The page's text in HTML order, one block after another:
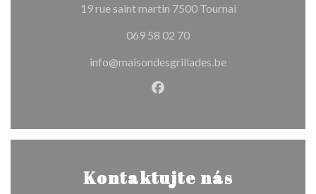
19 rue saint martin 7500 Tournai((otevře se v
069 58 02 70
info@maisondesgrillades.be
Facebook ((otevře se v
Kontaktujte nás